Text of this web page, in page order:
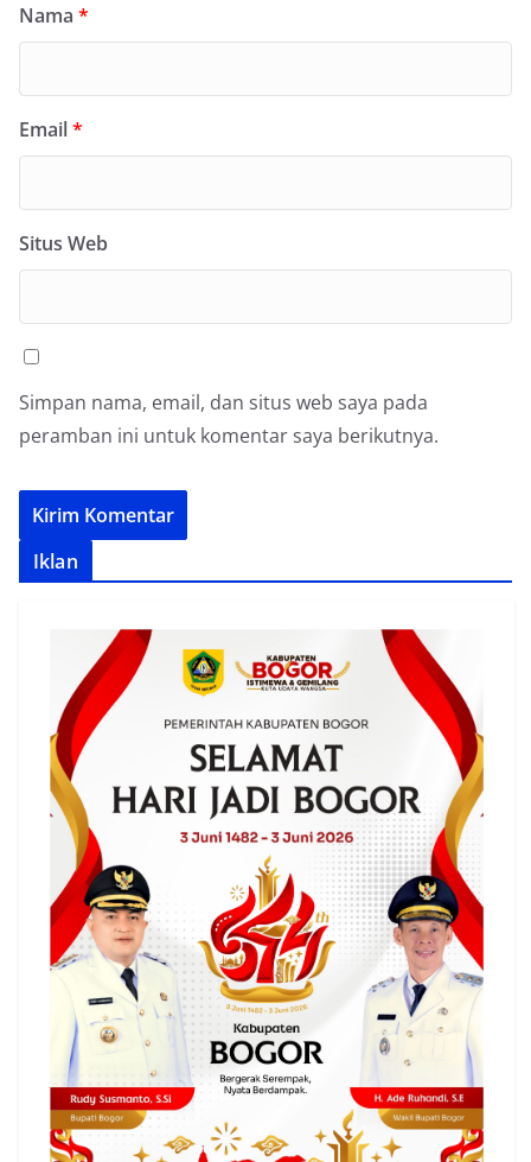
Nama *
Email*
Situs Web
Simpan nama, email, dan situs web saya pada
peramban ini untuk komentar saya berikutnya.
Iklan